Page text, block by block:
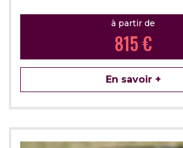
à partir de
815 €
En savoir +